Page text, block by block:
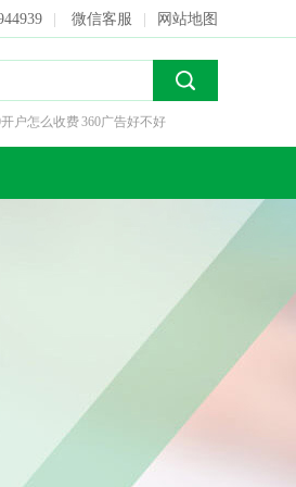
微信客服 网站地图
开户怎么收费360广告好不好